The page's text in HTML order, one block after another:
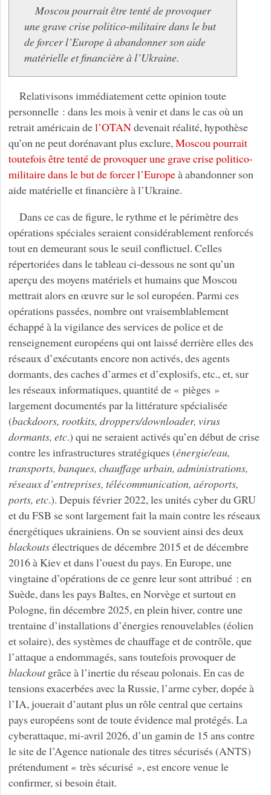
Moscou pourrait être tenté de provoquer
une grave crise politico-militaire dans le but
de forcer l’Europe à abandonner son aide
matérielle et financière à l’Ukraine.
Relativisons immédiatement cette opinion toute
personnelle : dans les mois à venir et dans le cas où un
retrait américain del’OTANdevenait réalité, hypothèse
qu’on ne peut dorénavant plus exclure,Moscou pourrait
toutefois être tenté de provoquer une grave crise politico-
militaire dans le but de forcer l’Europeà abandonner son
aide matérielle et financière à l’Ukraine.
Dans ce cas de figure, le rythme et le périmètre des
opérations spéciales seraient considérablement renforcés
tout en demeurant sous le seuil conflictuel. Celles
répertoriées dans le tableau ci-dessous ne sont qu’un
aperçu des moyens matériels et humains que Moscou
mettrait alors en œuvre sur le sol européen. Parmi ces
opérations passées, nombre ont vraisemblablement
échappé à la vigilance des services de police et de
renseignement européens qui ont laissé derrière elles des
réseaux d’exécutants encore non activés, des agents
dormants, des caches d’armes et d’explosifs, etc., et, sur
les réseaux informatiques, quantité de « pièges »
largement documentés par la littérature spécialisée
(backdoors, rootkits, droppers/downloader, virus
dormants, etc.) qui ne seraient activés qu’en début de crise
contre les infrastructures stratégiques (énergie/eau,
transports, banques, chauffage urbain, administrations,
réseaux d’entreprises, télécommunication, aéroports,
ports, etc.). Depuis février 2022, les unités cyber du GRU
et du FSB se sont largement fait la main contre les réseaux
énergétiques ukrainiens. On se souvient ainsi des deux
blackoutsélectriques de décembre 2015 et de décembre
2016 à Kiev et dans l’ouest du pays. En Europe, une
vingtaine d’opérations de ce genre leur sont attribué : en
Suède, dans les pays Baltes, en Norvège et surtout en
Pologne, fin décembre 2025, en plein hiver, contre une
trentaine d’installations d’énergies renouvelables (éolien
et solaire), des systèmes de chauffage et de contrôle, que
l’attaque a endommagés, sans toutefois provoquer de
blackoutgrâce à l’inertie du réseau polonais. En cas de
tensions exacerbées avec la Russie, l’arme cyber, dopée à
l’IA, jouerait d’autant plus un rôle central que certains
pays européens sont de toute évidence mal protégés. La
cyberattaque, mi-avril 2026, d’un gamin de 15 ans contre
le site de l’Agence nationale des titres sécurisés (ANTS)
prétendument « très sécurisé », est encore venue le
confirmer, si besoin était.